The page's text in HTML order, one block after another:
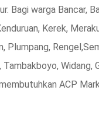
Bagi warga Bancar,
Kerek,
Plumpang,
Tambakboyo, Widang,
ACP